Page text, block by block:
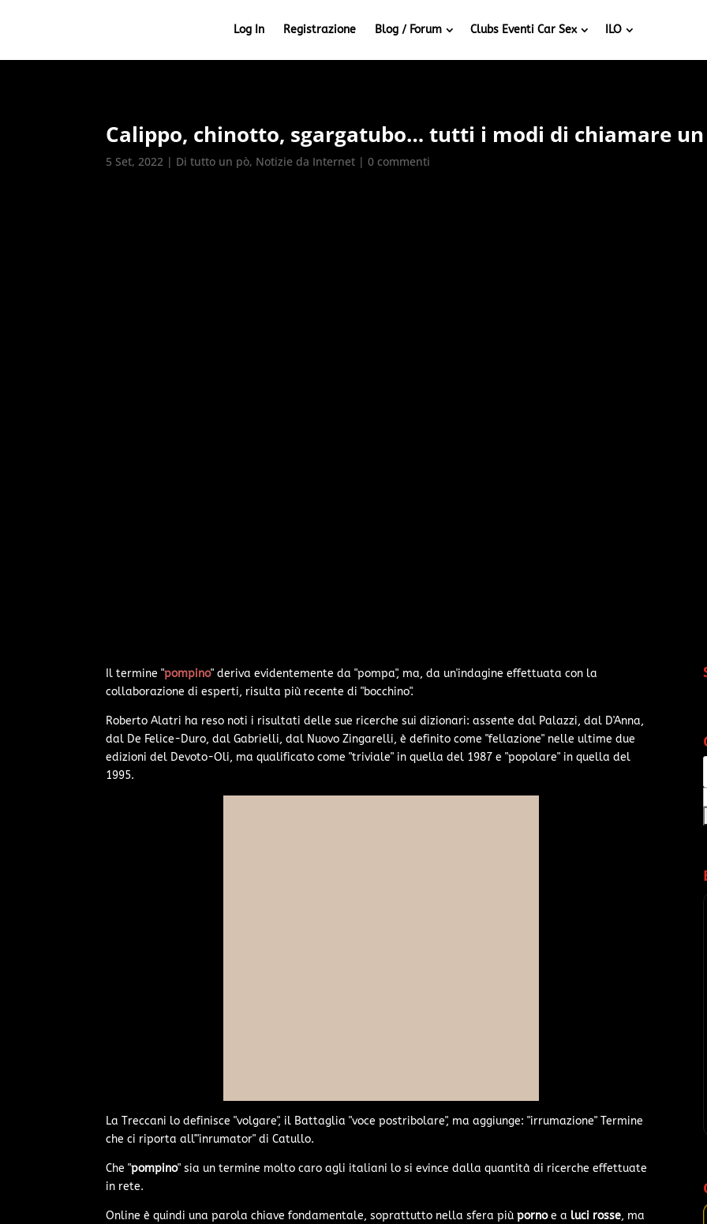
Log In Registrazione Blog / Forum Clubs Eventi Car Sex ILO
Calippo, chinotto, sgargatubo… tutti i modi di chiamare
5 Set, 2022 | Di tutto un pò, Notizie da Internet |0 commenti
Il termine "pompino" deriva evidentemente da "pompa", ma, da un'indagine effettuata con la
collaborazione di esperti, risulta più recente di "bocchino".
Roberto Alatri ha reso noti i risultati delle sue ricerche sui dizionari: assente dal Palazzi, dal D'Anna,
dal De Felice-Duro, dal Gabrielli, dal Nuovo Zingarelli, è definito come "fellazione" nelle ultime due
edizioni del Devoto-Oli, ma qualificato come "triviale" in quella del 1987 e "popolare" in quella del
1995.
La Treccani lo definisce "volgare", il Battaglia "voce postribolare", ma aggiunge: "irrumazione" Termine
che ci riporta all'"inrumator" di Catullo.
Che "pompino" sia un termine molto caro agli italiani lo si evince dalla quantità di ricerche effettuate
in rete.
Online è quindi una parola chiave fondamentale, soprattutto nella sfera piùpornoe a luci rosse, ma